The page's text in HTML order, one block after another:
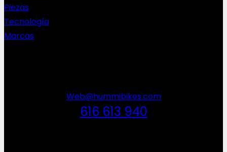
Piezas
Tecnología
Marcas
Web@hummibikes.com
616 613 940